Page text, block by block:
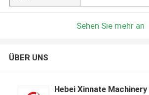
Sehen Sie mehr an
ÜBER UNS
Hebei Xinnate Machinery